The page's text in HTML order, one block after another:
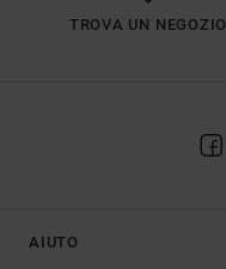
TROVA UN NEGOZIO
AIUTO